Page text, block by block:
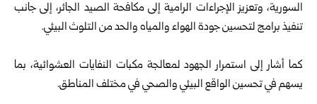
‏السورية، وتعزيز الإجراءات الرامية إلى مكافحة الصيد الجائر، إلى جانب
‏تنفيذ برامج لتحسين جودة الهواء والمياه والحد من التلوث البيئي.‏
كما أشار إلى استمرار الجهود لمعالجة مكبات النفايات العشوائية، بما
يسهم ‏في تحسين الواقع البيئي والصحي في مختلف المناطق.‏